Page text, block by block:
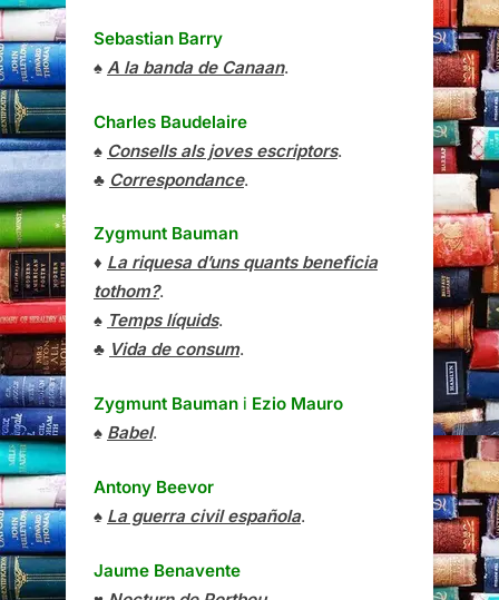
Sebastian Barry
♠ A la banda de Canaan.
Charles Baudelaire
♠ Consells als joves escriptors.
♣ Correspondance.
Zygmunt Bauman
♦ La riquesa d’uns quants beneficia
tothom?.
♠ Temps líquids.
♣ Vida de consum.
Zygmunt Bauman i Ezio Mauro
♠ Babel.
Antony Beevor
♠ La guerra civil española.
Jaume Benavente